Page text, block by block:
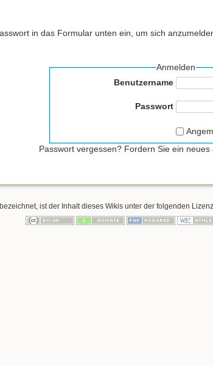
in das Formular unten ein, um sich
Anmelden
Benutzername
Passwort
Passwort vergessen? Fordern Sie ein neues
ist der Inhalt dieses Wikis unter der folgenden